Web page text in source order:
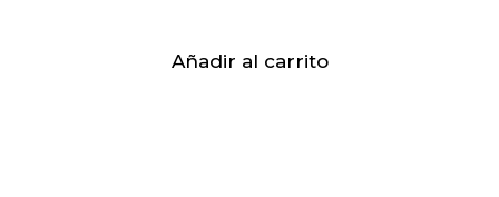
Añadir al carrito